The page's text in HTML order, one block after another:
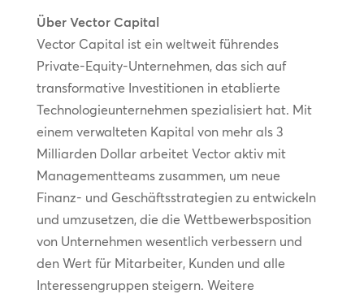
Über Vector Capital
Vector Capital ist ein weltweit führendes
Private-Equity-Unternehmen, das sich auf
transformative Investitionen in etablierte
Technologieunternehmen spezialisiert hat. Mit
einem verwalteten Kapital von mehr als 3
Milliarden Dollar arbeitet Vector aktiv mit
Managementteams zusammen, um neue
Finanz- und Geschäftsstrategien zu entwickeln
und umzusetzen, die die Wettbewerbsposition
von Unternehmen wesentlich verbessern und
den Wert für Mitarbeiter, Kunden und alle
Interessengruppen steigern. Weitere